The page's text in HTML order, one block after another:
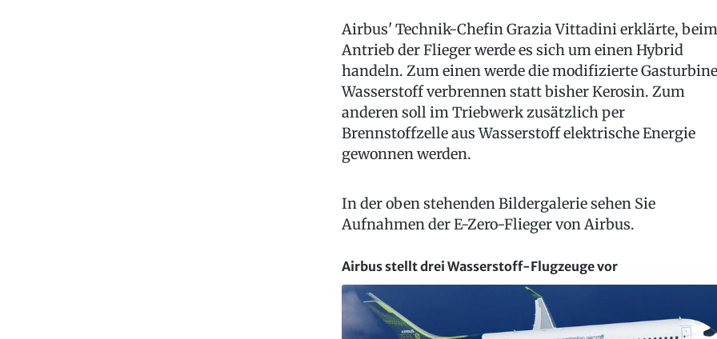
Airbus' Technik-Chefin Grazia Vittadini erklärte, beim
Antrieb der Flieger werde es sich um einen Hybrid
handeln. Zum einen werde die modifizierte Gasturbine
Wasserstoff verbrennen statt bisher Kerosin. Zum
anderen soll im Triebwerk zusätzlich per
Brennstoffzelle aus Wasserstoff elektrische Energie
gewonnen werden.
In der oben stehenden Bildergalerie sehen Sie
Aufnahmen der E-Zero-Flieger von Airbus.
Airbus stellt drei Wasserstoff-Flugzeuge vor